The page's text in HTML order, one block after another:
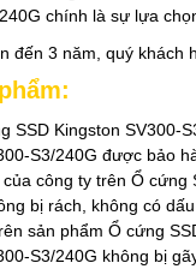
chính là sự lựa
đến 3 năm, quý khách
SSD Kingston SV300-
S3/240G được bảo
công ty trên Ổ cứng
bị rách, không có
sản phẩm Ổ cứng
S3/240G không bị